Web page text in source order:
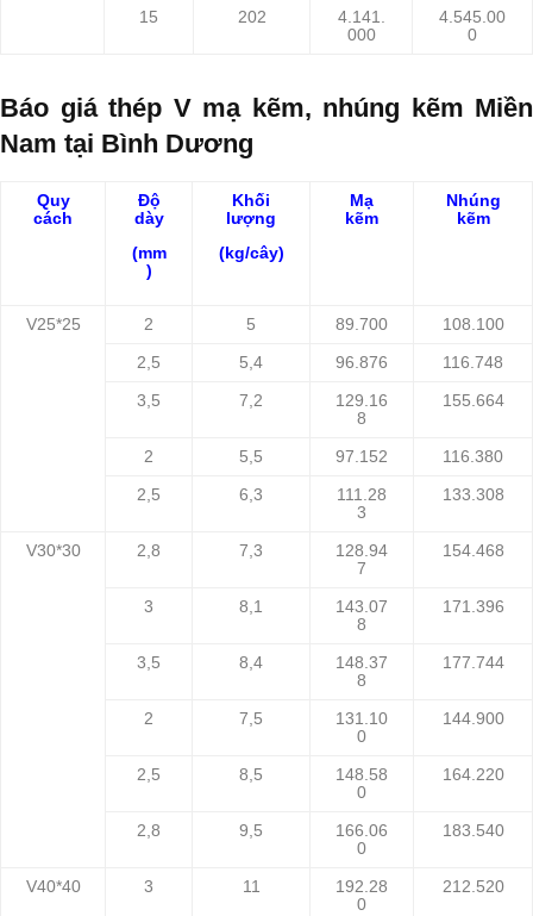
15 202
4.141.
000
4.545.00
0
Báo giá thép V mạ kẽm, nhúng kẽm Miền
Nam tại Bình Dương
Quy
cách
Độ
dày
(mm
)
Khối
lượng
(kg/cây)
Mạ
kẽm
Nhúng
kẽm
V25*25 2 5 89.700 108.100
2,5 5,4 96.876 116.748
3,5 7,2
129.16
8
155.664
2 5,5 97.152 116.380
2,5 6,3
111.28
3
133.308
V30*30 2,8 7,3
128.94
7
154.468
3 8,1
143.07
8
171.396
3,5 8,4
148.37
8
177.744
2 7,5
131.10
0
144.900
2,5 8,5
148.58
0
164.220
2,8 9,5
166.06
0
183.540
V40*40 3 11
192.28
0
212.520